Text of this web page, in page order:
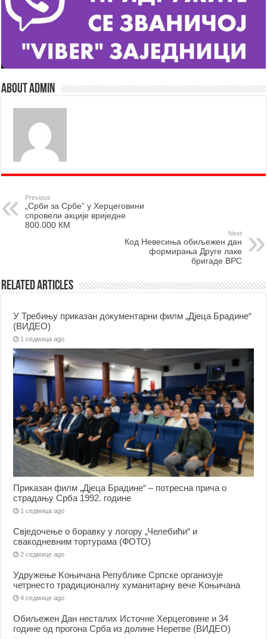
About admin
Previous
„Срби за Србе“ у Херцеговини
спровели акције вриједне
800.000 КМ
Next
Код Невесиња обиљежен дан
формирања Друге лаке
бригаде ВРС
Related Articles
У Требињу приказан документарни филм „Дјеца Брадине“
(ВИДЕО)
1 седмица ago
Приказан филм „Дјеца Брадине“ – потресна прича о
страдању Срба 1992. године
1 седмица ago
Свједочење о боравку у логору „Челебићи“ и
свакодневним тортурама (ФОТО)
2 седмице ago
Удружење Kоњичана Републике Српске организује
четрнесто традиционалну хуманитарну вече Kоњичана
4 седмице ago
Обиљежен Дан несталих Источне Херцеговине и 34
године од прогона Срба из долине Неретве (ВИДЕО)